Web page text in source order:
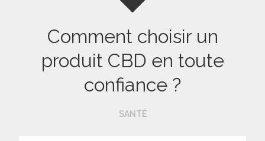
Comment choisir un
produit CBD en toute
confiance ?
SANTÉ